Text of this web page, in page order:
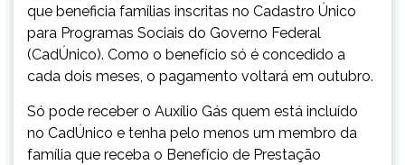
que beneficia famílias inscritas no Cadastro Único
para Programas Sociais do Governo Federal
(CadÚnico). Como o benefício só é concedido a
cada dois meses, o pagamento voltará em outubro.
Só pode receber o Auxílio Gás quem está incluído
no CadÚnico e tenha pelo menos um membro da
família que receba o Benefício de Prestação